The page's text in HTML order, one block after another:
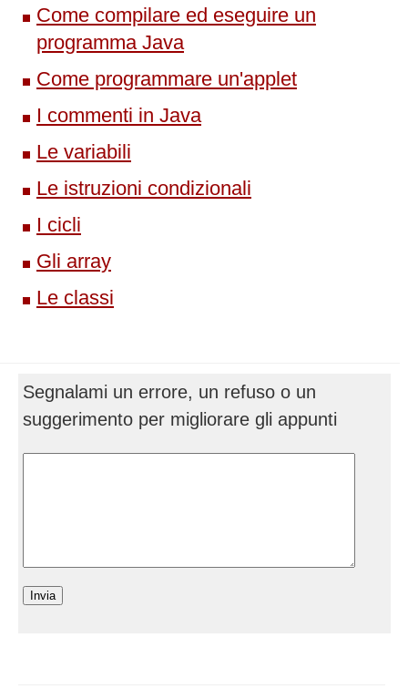
Come compilare ed eseguire un
programma Java
Come programmare un'applet
I commenti in Java
Le variabili
Le istruzioni condizionali
I cicli
Gli array
Le classi
Segnalami un errore, un refuso o un
suggerimento per migliorare gli appunti